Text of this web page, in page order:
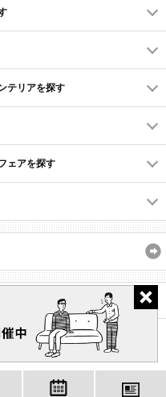
テリアを探す
ェアを探す
プライバシーポリシー